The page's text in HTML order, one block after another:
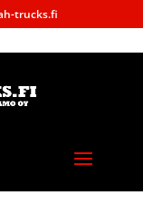
trucks.fi